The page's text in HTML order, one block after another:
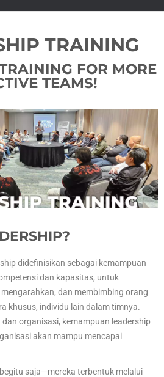
TRAINING
FOR MORE
TEAMS!
didefinisikan sebagai kemampuan
dan kapasitas, untuk
dan membimbing orang
khusus, individu lain dalam timnya.
organisasi, kemampuan leadership
akan mampu mencapai
saja—mereka terbentuk melalui